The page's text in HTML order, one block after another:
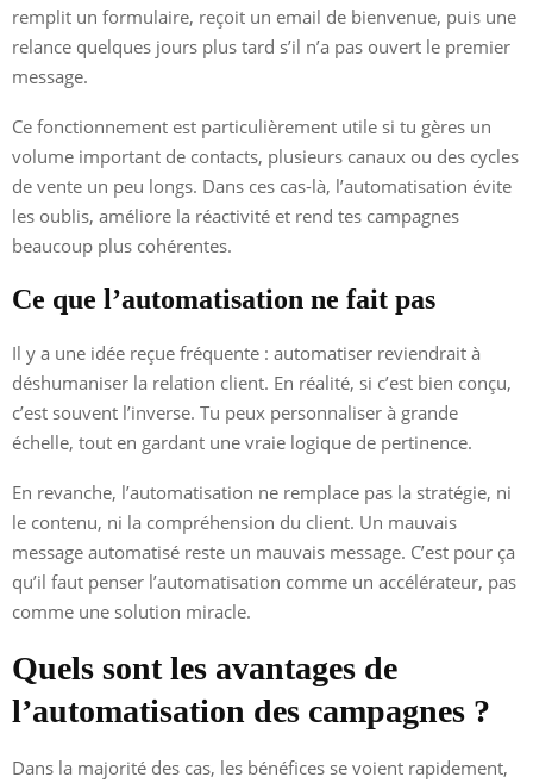
remplit un formulaire, reçoit un email de bienvenue, puis une
relance quelques jours plus tard s’il n’a pas ouvert le premier
message.
Ce fonctionnement est particulièrement utile si tu gères un
volume important de contacts, plusieurs canaux ou des cycles
de vente un peu longs. Dans ces cas-là, l’automatisation évite
les oublis, améliore la réactivité et rend tes campagnes
beaucoup plus cohérentes.
Ce que l’automatisation ne fait pas
Il y a une idée reçue fréquente : automatiser reviendrait à
déshumaniser la relation client. En réalité, si c’est bien conçu,
c’est souvent l’inverse. Tu peux personnaliser à grande
échelle, tout en gardant une vraie logique de pertinence.
En revanche, l’automatisation ne remplace pas la stratégie, ni
le contenu, ni la compréhension du client. Un mauvais
message automatisé reste un mauvais message. C’est pour ça
qu’il faut penser l’automatisation comme un accélérateur, pas
comme une solution miracle.
Quels sont les avantages de
l’automatisation des campagnes ?
Dans la majorité des cas, les bénéfices se voient rapidement,